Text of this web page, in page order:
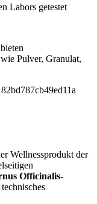
Labors getestet
Pulver, Granulat,
Wellnessprodukt der
Officinalis-